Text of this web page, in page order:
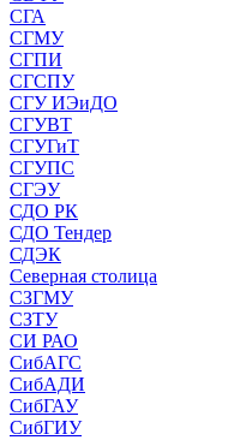
СГА
СГМУ
СГПИ
СГСПУ
СГУ ИЭиДО
СГУВТ
СГУГиТ
СГУПС
СГЭУ
СДО РК
СДО Тендер
СДЭК
Северная столица
СЗГМУ
СЗТУ
СИ РАО
СибАГС
СибАДИ
СибГАУ
СибГИУ